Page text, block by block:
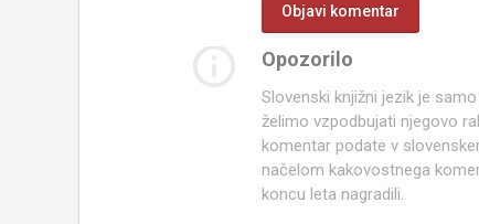
Opozorilo
Slovenski knjižni jezik je
želimo vzpodbujati njegovo
komentar podate v
načelom kakovostnega
koncu leta nagradili.